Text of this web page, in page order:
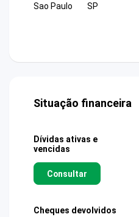
Sao Paulo
SP
Situação financeira
Dívidas ativas e
vencidas
Consultar
Cheques devolvidos